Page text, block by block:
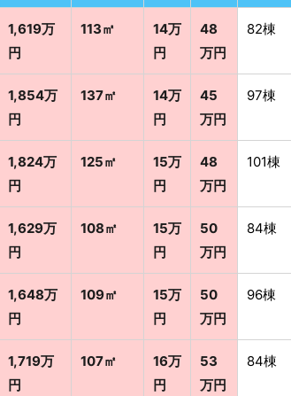
1,619万
円
113㎡
14万
円
48
万円
82棟
1,854万
円
137㎡
14万
円
45
万円
97棟
1,824万
円
125㎡
15万
円
48
万円
101棟
1,629万
円
108㎡
15万
円
50
万円
84棟
1,648万
円
109㎡
15万
円
50
万円
96棟
1,719万
円
107㎡
16万
円
53
万円
84棟